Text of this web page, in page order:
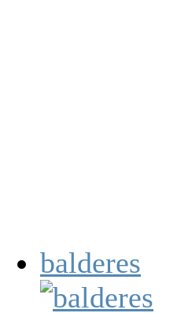
balderes